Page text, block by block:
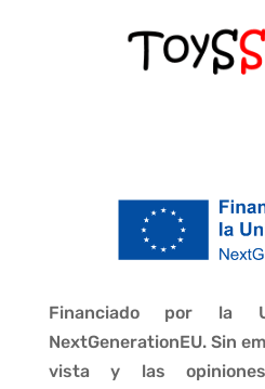
Financiado por la
NextGenerationEU. Sin
vista y las